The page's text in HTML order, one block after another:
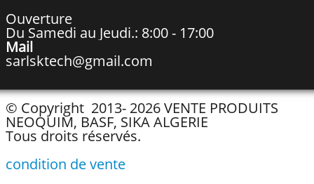
Ouverture
Du Samedi au Jeudi.: 8:00 - 17:00
Mail
sarlsktech@gmail.com
© Copyright 2013- 2026 VENTE PRODUITS
NEOQUIM, BASF, SIKA ALGERIE
Tous droits réservés.
condition de vente